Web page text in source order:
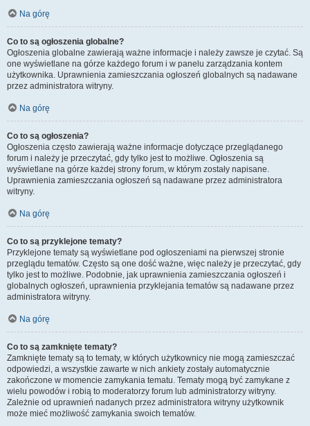
Na górę
Co to są ogłoszenia globalne?
Ogłoszenia globalne zawierają ważne informacje i należy zawsze je czytać. Są
one wyświetlane na górze każdego forum i w panelu zarządzania kontem
użytkownika. Uprawnienia zamieszczania ogłoszeń globalnych są nadawane
przez administratora witryny.
Na górę
Co to są ogłoszenia?
Ogłoszenia często zawierają ważne informacje dotyczące przeglądanego
forum i należy je przeczytać, gdy tylko jest to możliwe. Ogłoszenia są
wyświetlane na górze każdej strony forum, w którym zostały napisane.
Uprawnienia zamieszczania ogłoszeń są nadawane przez administratora
witryny.
Na górę
Co to są przyklejone tematy?
Przyklejone tematy są wyświetlane pod ogłoszeniami na pierwszej stronie
przeglądu tematów. Często są one dość ważne, więc należy je przeczytać, gdy
tylko jest to możliwe. Podobnie, jak uprawnienia zamieszczania ogłoszeń i
globalnych ogłoszeń, uprawnienia przyklejania tematów są nadawane przez
administratora witryny.
Na górę
Co to są zamknięte tematy?
Zamknięte tematy są to tematy, w których użytkownicy nie mogą zamieszczać
odpowiedzi, a wszystkie zawarte w nich ankiety zostały automatycznie
zakończone w momencie zamykania tematu. Tematy mogą być zamykane z
wielu powodów i robią to moderatorzy forum lub administratorzy witryny.
Zależnie od uprawnień nadanych przez administratora witryny użytkownik
może mieć możliwość zamykania swoich tematów.